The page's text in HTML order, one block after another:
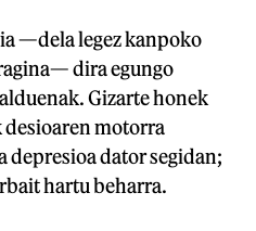
—dela legez kanpoko
dira egungo
Gizarte honek
desioaren motorra
depresioa dator segidan;
hartu beharra.